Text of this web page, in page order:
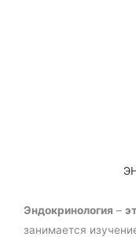
Эндокринология –
занимается